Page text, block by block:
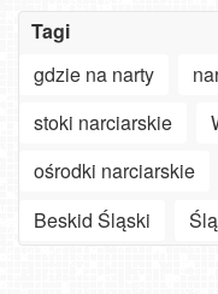
Tagi
gdzie na narty
stoki narciarskie
ośrodki narciarskie
Beskid Śląski
Szanowny
APLIKACJI
-Jak